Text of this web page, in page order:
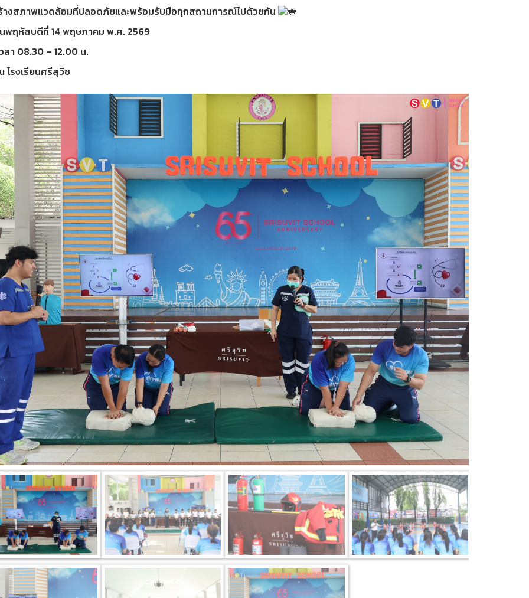
างสภาพแวดล้อมที่ปลอดภัยและพร้อมรับมือทุกสถานการณ์ไปด้วยกัน
พฤหัสบดีที่ 14 พฤษภาคม พ.ศ. 2569
ลา 08.30 – 12.00 น.
รงเรียนศรีสุวิช